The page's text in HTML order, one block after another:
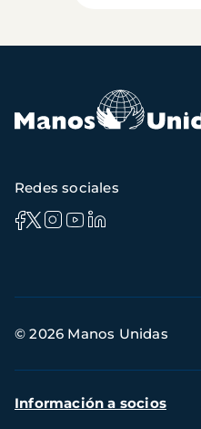
Redes sociales
de
© 2026 Manos Unidas
Menú
Información a socios